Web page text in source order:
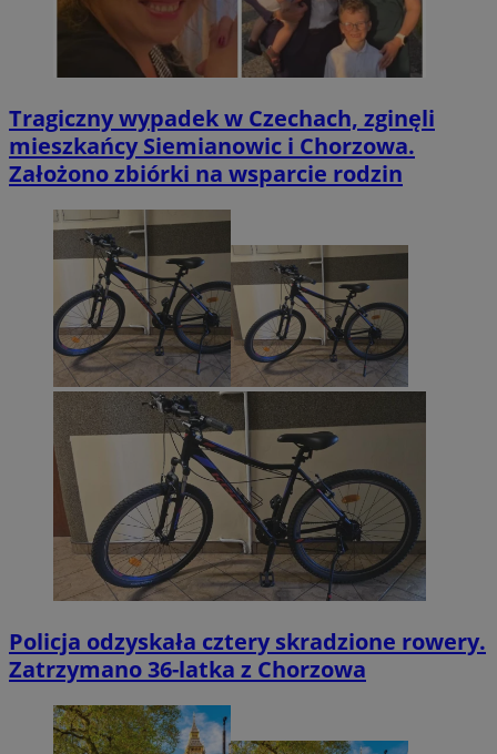
Tragiczny wypadek w Czechach, zginęli
mieszkańcy Siemianowic i Chorzowa.
Założono zbiórki na wsparcie rodzin
Policja odzyskała cztery skradzione rowery.
Zatrzymano 36-latka z Chorzowa